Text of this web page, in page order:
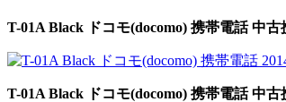
T-01A Black ドコモ(docomo) 携帯電話 中古
T-01A Black ドコモ(docomo) 携帯電話 中古